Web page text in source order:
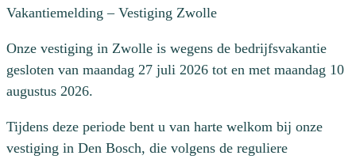
Vakantiemelding – Vestiging Zwolle
Onze vestiging in Zwolle is wegens de bedrijfsvakantie
gesloten van maandag 27 juli 2026 tot en met maandag 10
augustus 2026.
Tijdens deze periode bent u van harte welkom bij onze
vestiging in Den Bosch, die volgens de reguliere